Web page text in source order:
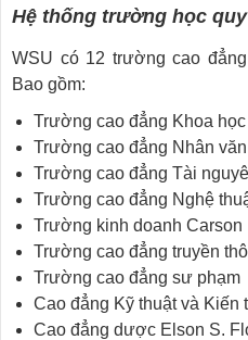
Hệ thống trường học
WSU có 12 trường cao
Bao gồm:
Trường cao đẳng Khoa
Trường cao đẳng Nhân văn
Trường cao đẳng Tài
Trường cao đẳng Nghệ
Trường kinh doanh Carson
Trường cao đẳng truyền
Trường cao đẳng sư phạm
Cao đẳng Kỹ thuật và Kiến
Cao đẳng dược Elson S.